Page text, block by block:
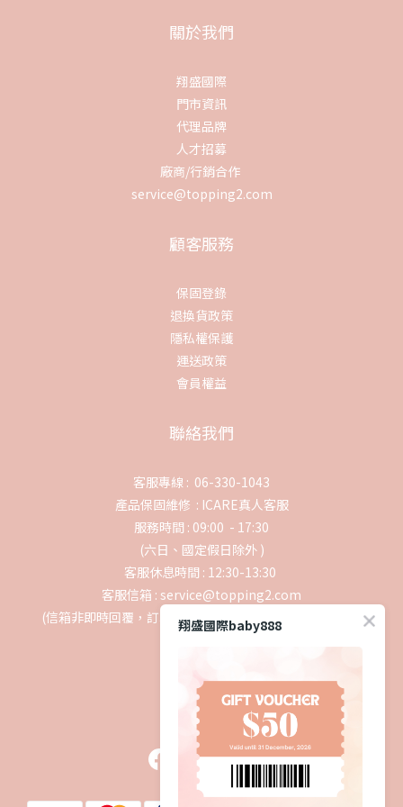
關於我們
翔盛國際
門市資訊
代理品牌
人才招募
廠商/行銷合作
service@topping2.com
顧客服務
保固登錄
退換貨政策
隱私權保護
運送政策
會員權益
聯絡我們
客服專線 : 06-330-1043
產品保固維修 : ICARE真人客服
服務時間 : 09:00 - 17:30
(六日、國定假日除外 )
客服休息時間 : 12:30-13:30
客服信箱 : service@topping2.com
(信箱非即時回覆，訂單事宜請轉聯絡我們或撥打客服專線)
追蹤我們
翔盛國際baby888